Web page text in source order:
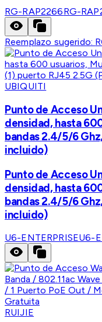
RG-RAP2266RG-
Reemplazo sugerido:
UBIQUITI
Punto de Acceso
densidad, hasta
bandas 2.4/5/6
incluido)
Punto de Acceso
densidad, hasta
bandas 2.4/5/6
incluido)
U6-ENTERPRISEU6-
RUIJIE